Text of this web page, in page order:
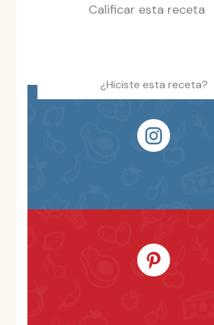
Calificar esta receta
¿Hiciste esta receta?